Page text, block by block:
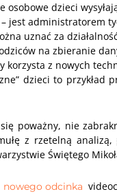
osobowe dzieci
jest administratorem
uznać za
na zbieranie
korzysta z nowych
dzieci to
poważny, nie
z rzetelną
Świętego
nowego odcinka